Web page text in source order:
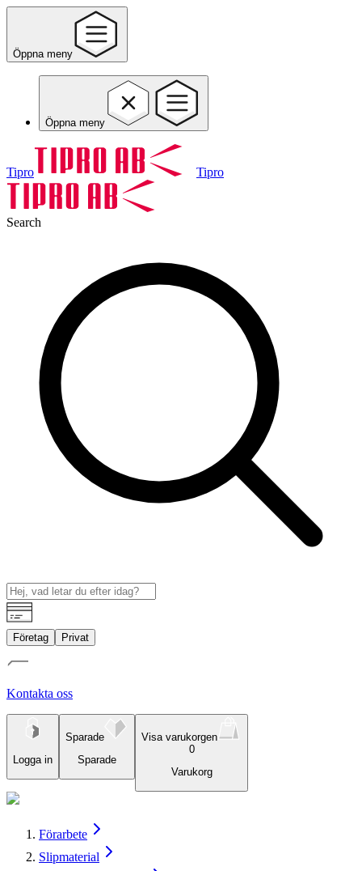
Öppna meny
Öppna meny
Tipro Tipro
Search
Företag Privat
Kontakta oss
Logga in
Sparade
Sparade
Visa varukorgen
0
Varukorg
Förarbete
Slipmaterial